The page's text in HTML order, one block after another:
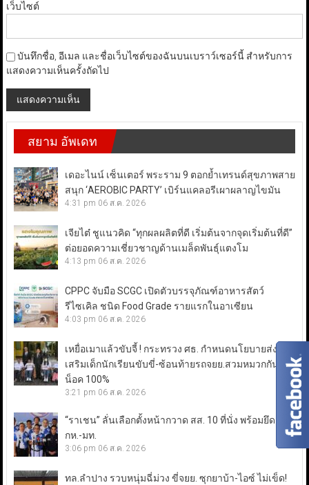
เว็บไซต์
บันทึกชื่อ, อีเมล และชื่อเว็บไซต์ของฉันบนเบราว์เซอร์นี้ สำหรับการ
แสดงความเห็นครั้งถัดไป
สยาม อัพเดท
เดอะไนน์ เซ็นเตอร์ พระราม 9 ตอกย้ำเทรนด์สุขภาพสาย
สนุก ‘AEROBIC PARTY’ เบิร์นแคลอรีเผาผลาญไขมัน
4:31 pm 06 ส.ค. 2026
เจียไต๋ ชูแนวคิด “ทุกผลผลิตที่ดี เริ่มต้นจากจุดเริ่มต้นที่ดี”
ต่อยอดความเชี่ยวชาญด้านเมล็ดพันธุ์แตงโม
4:13 pm 06 ส.ค. 2026
CPPC จับมือ SCGC เปิดตัวบรรจุภัณฑ์อาหารสัตว์
รีไซเคิล ชนิด Food Grade รายแรกในอาเซียน
4:03 pm 06 ส.ค. 2026
เหยื่อเมาแล้วขับจี้ ! กระทรวง ศธ. กำหนดนโยบายส่ง
เสริมเด็กนักเรียนขับขี่-ซ้อนท้ายรถจยย.สวมหมวกกัน
น็อค 100%
3:21 pm 06 ส.ค. 2026
“ราเชน” ลั่นเลือกตั้งหน้ากวาด สส. 10 ที่นั่ง พร้อมยึดเก้าอี้
กห.-มท.
3:06 pm 06 ส.ค. 2026
ทล.ลำปาง รวบหนุ่มฉี่ม่วง ขี่จยย. ซุกยาบ้า-ไอซ์ ไม่เข็ด!